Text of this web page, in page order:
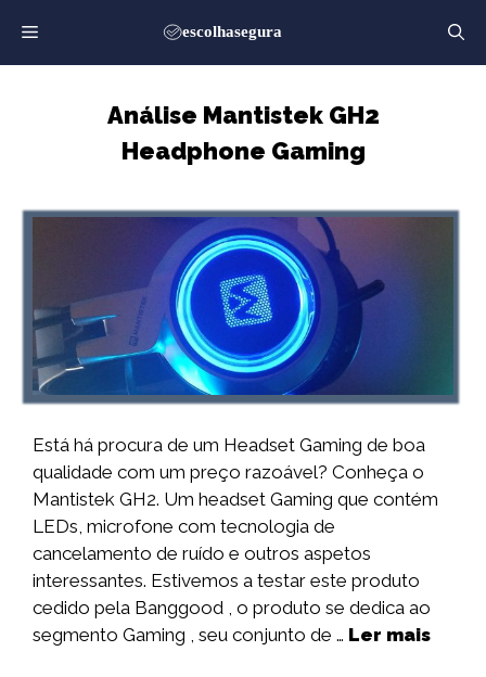
para
o
Análise Mantistek GH2
Headphone Gaming
Está há procura de um Headset Gaming de boa
qualidade com um preço razoável? Conheça o
Mantistek GH2. Um headset Gaming que contém
LEDs, microfone com tecnologia de
cancelamento de ruído e outros aspetos
interessantes. Estivemos a testar este produto
cedido pela Banggood , o produto se dedica ao
segmento Gaming , seu conjunto de … Ler mais